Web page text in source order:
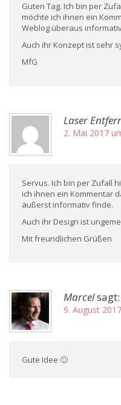
Guten Tag. Ich bin per
möchte ich ihnen ein
Weblog überaus
Auch ihr Konzept ist sehr
MfG
Laser
2. Mai 2017
Servus. Ich bin per Zufall
ich ihnen ein Kommentar
äußerst informativ finde.
Auch ihr Design ist
Mit freundlichen Grüßen
Marcelsagt:
9. August
Gute Idee 🙂